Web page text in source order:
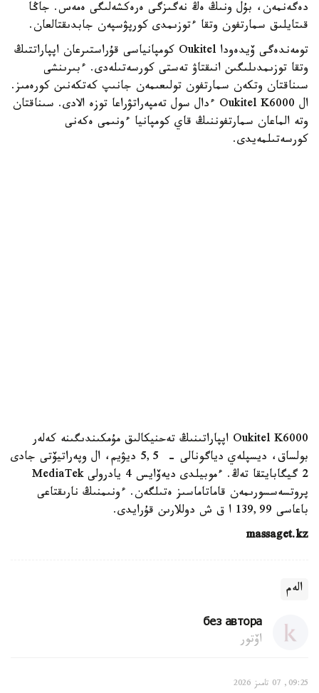
دەگەنمەن، بۇل ونىڭ ەڭ نەگىزگى ەرەكشەلىگى ەمەس. جاڭا
قىتايلىق سمارتفون وتقا ءتوزىمدى كورپۋسپەن جابدىقتالعان.
تومەندەگى ۆيدەودا Oukitel كومپانياسى قۇراستىرعان اپپاراتتىڭ
وتقا توزىمدىلىگىن انىقتاۋ تەستى كورسەتىلەدى. ءبىرىنشى
سىناقتان وتكەن سمارتفون تولىعىمەن جانىپ كەتكەنىن كورەمىز.
ال Oukitel K6000 ءدال سول تەمپەراتۋراعا توزە الادى. سىناقتان
وتە الماعان سمارتفوننىڭ قاي كومپانيا ءونىمى ەكەنى
كورسەتىلمەيدى.
Oukitel K6000 اپپاراتىنىڭ تەحنيكالىق مۇمكىندىگىنە كەلەر
بولساق، ديسپلەي دياگونالى - 5,5 ديۋيم، ال وپەراتيۆتى جادى
2 گيگابايتقا تەڭ. ءموبيلدى ديەۆايس 4 يادرولى MediaTek
پروتسەسسورىمەن قاماتاماسىز ەتىلگەن. ءونىمنىڭ نارىقتاعى
باعاسى 139,99 ا ق ش دوللارىن قۇرايدى.
massaget.kz
الەم
без автора
اۆتور
09:25, 07 تامىز 2026